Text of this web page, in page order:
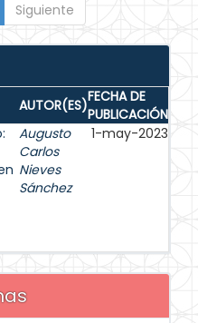
Siguiente
AUTOR(ES)FECHA DE
PUBLICACIÓN
Augusto
Carlos
Nieves
Sánchez
1-may-2023